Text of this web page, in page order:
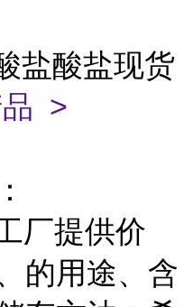
盐酸盐现货
品 >
厂提供价
的用途、含